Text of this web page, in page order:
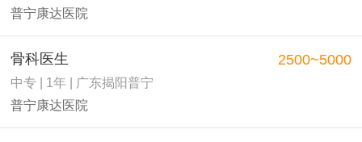
普宁康达医院
骨科医生
中专 | 1年 | 广东揭阳普宁
普宁康达医院
2500~5000